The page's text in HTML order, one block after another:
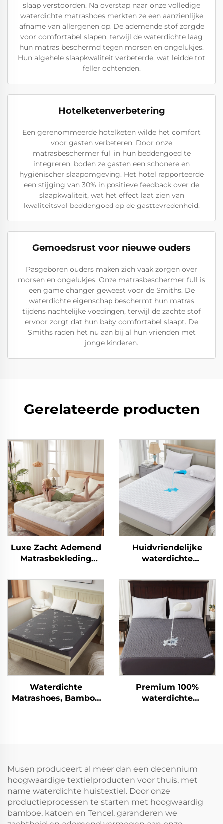
slaap verstoorden. Na overstap naar onze volledige
waterdichte matrashoes merkten ze een aanzienlijke
afname van allergenen op. De ademende stof zorgde
voor comfortabel slapen, terwijl de waterdichte laag
hun matras beschermd tegen morsen en ongelukjes.
Hun algehele slaapkwaliteit verbeterde, wat leidde tot
feller ochtenden.
Hotelketenverbetering
Een gerenommeerde hotelketen wilde het comfort
voor gasten verbeteren. Door onze
matrasbeschermer full in hun beddengoed te
integreren, boden ze gasten een schonere en
hygiënischer slaapomgeving. Het hotel rapporteerde
een stijging van 30% in positieve feedback over de
slaapkwaliteit, wat het effect laat zien van
kwaliteitsvol beddengoed op de gasttevredenheid.
Gemoedsrust voor nieuwe ouders
Pasgeboren ouders maken zich vaak zorgen over
morsen en ongelukjes. Onze matrasbeschermer full is
een game changer geweest voor de Smiths. De
waterdichte eigenschap beschermt hun matras
tijdens nachtelijke voedingen, terwijl de zachte stof
ervoor zorgt dat hun baby comfortabel slaapt. De
Smiths raden het nu aan bij al hun vrienden met
jonge kinderen.
Gerelateerde producten
Luxe Zacht Ademend
Matrasbekleding
Matrasbekleding
Huidvriendelijke
waterdichte
ademende zachte vul
matras onderlegsel,
6''-18'' diepe pocket
matras hoek
bescherming wasbaar
(wit)
Waterdichte
Matrashoes, Bamboe
voor Slaapkamer,
Hotel (Grijs)
Premium 100%
waterdichte
matrasbeschermer,
diepe hoeken 15-46 cm
voor slaapkamer, hotel
(koolstofgrijs)
Musen produceert al meer dan een decennium
hoogwaardige textielproducten voor thuis, met
name waterdichte huistextiel. Door onze
productieprocessen te starten met hoogwaardig
bamboe, katoen en Tencel, garanderen we